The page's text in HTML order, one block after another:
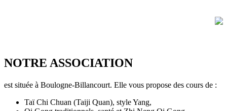
NOTRE ASSOCIATION
est située à Boulogne-Billancourt. Elle vous propose des cours de :
Taï Chi Chuan (Taiji Quan), style Yang,